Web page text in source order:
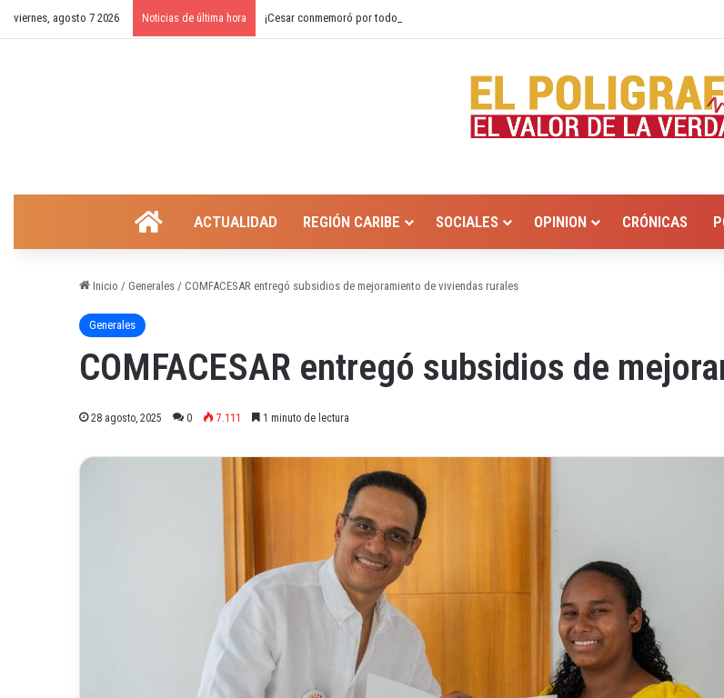
viernes, agosto 7 2026 Noticias de última hora ¡Cesar conmemoró por todo lo alto el 20 de Julio!
INICIOACTUALIDAD REGIÓN CARIBE SOCIALES OPINION CRÓNICAS
Inicio / Generales / COMFACESAR entregó subsidios de mejoramiento de viviendas rurales
Generales
COMFACESAR entregó subsidios de
28 agosto, 2025 0 7.111 1 minuto de lectura